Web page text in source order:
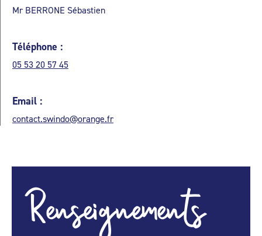
Mr BERRONE Sébastien
Téléphone :
05 53 20 57 45
Email :
contact.swindo@orange.fr
Renseignements